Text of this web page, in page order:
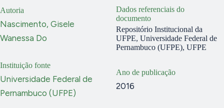
Autoria
Nascimento, Gisele
Wanessa Do
Instituição fonte
Universidade Federal de
Pernambuco (UFPE)
Dados referenciais do
documento
Repositório Institucional da
UFPE, Universidade Federal de
Pernambuco (UFPE), UFPE
Ano de publicação
2016